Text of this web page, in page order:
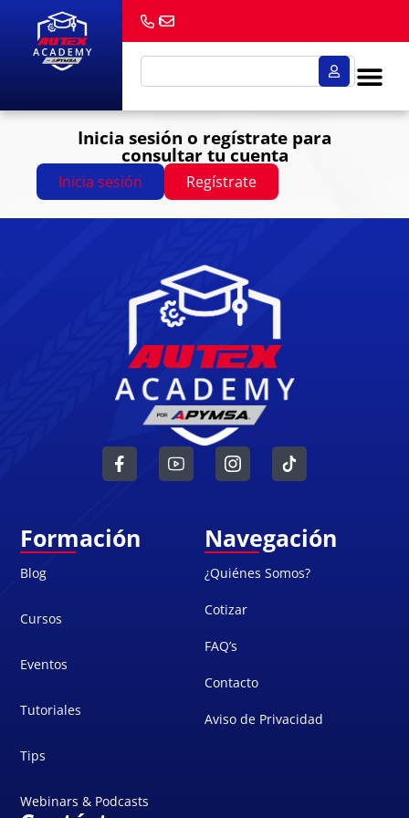
Inicia sesión o regístrate para
consultar tu cuenta
Inicia sesión Regístrate
Formación
Blog
Cursos
Eventos
Tutoriales
Tips
Webinars & Podcasts
Navegación
¿Quiénes Somos?
Cotizar
FAQ’s
Contacto
Aviso de Privacidad